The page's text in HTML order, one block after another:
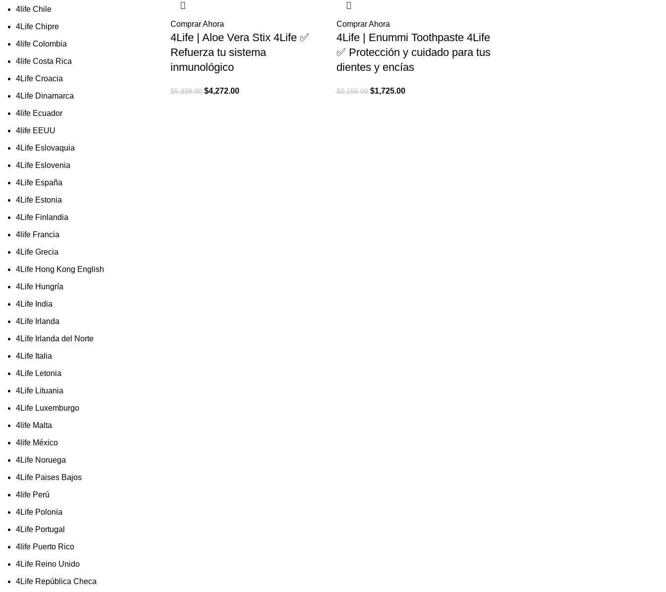
4life Chile
4Life Chipre
4life Colombia
4life Costa Rica
4Life Croacia
4Life Dinamarca
4life Ecuador
4life EEUU
4Life Eslovaquia
4Life Eslovenia
4Life España
4Life Estonia
4Life Finlandia
4life Francia
4Life Grecia
4Life Hong Kong English
4Life Hungría
4Life India
4Life Irlanda
4Life Irlanda del Norte
4Life Italia
4Life Letonia
4Life Lituania
4Life Luxemburgo
4life Malta
4life México
4Life Noruega
4Life Paises Bajos
4life Perú
4Life Polonia
4Life Portugal
4life Puerto Rico
4Life Reino Unido
4Life República Checa
Comprar Ahora
4Life | Aloe Vera Stix 4Life ✅
Refuerza tu sistema
inmunológico
$5,339.00 El
$4,272.00El
Comprar Ahora
4Life | Enummi Toothpaste 4Life
✅ Protección y cuidado para tus
dientes y encías
$2,156.00 El
$1,725.00El